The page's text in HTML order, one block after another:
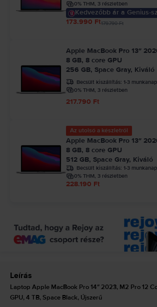
0% THM, 3 részletben
Kedvezőbb ár a Genius-
173.990 Ft179.790 Ft
Apple MacBook Pro 13″
8 GB, 8 core GPU
256 GB, Space Gray, Kiváló
Becsült kiszállítás: 1-3 munkanap
0% THM, 3 részletben
217.790 Ft
Az utolsó a készletről
Apple MacBook Pro 13″
8 GB, 8 core GPU
512 GB, Space Gray, Kiváló
Becsült kiszállítás: 1-3 munkanap
0% THM, 3 részletben
228.190 Ft
Leírás
Laptop Apple MacBook Pro 14″ 2023, M2 Pro 12
GPU, 4 TB, Space Black, Újszerű